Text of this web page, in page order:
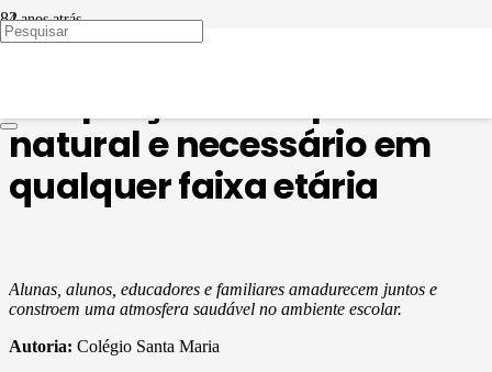
4 anos atrás
EDUCAÇÃO EM PAUTA
natural e necessário em
qualquer faixa etária
Alunas, alunos, educadores e familiares amadurecem juntos e
constroem uma atmosfera saudável no ambiente escolar.
Autoria: Colégio Santa Maria